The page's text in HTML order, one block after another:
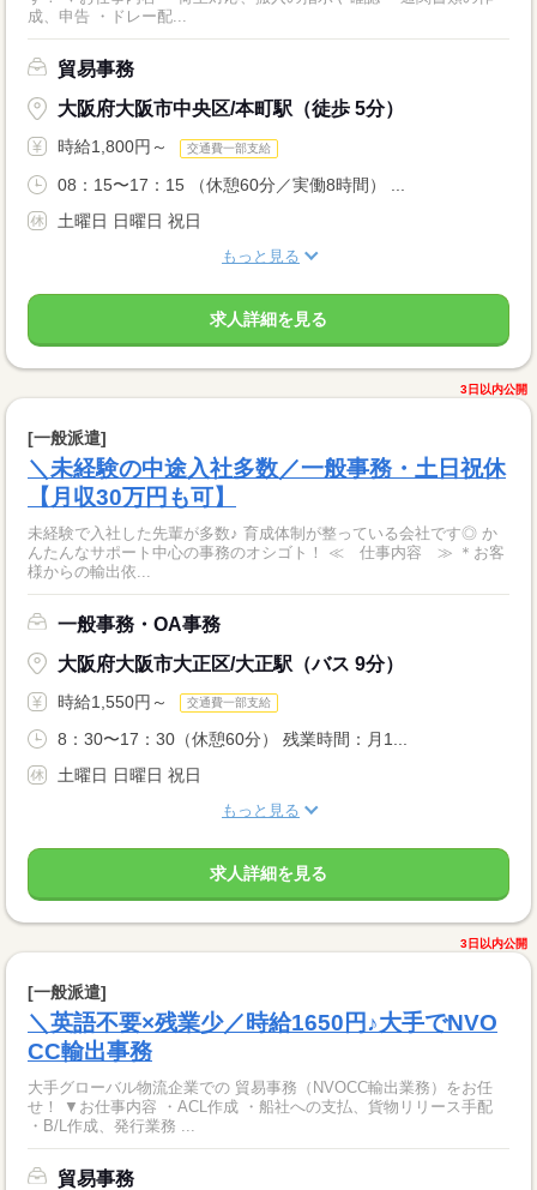
成、申告 ・ドレー配...
貿易事務
大阪府大阪市中央区/本町駅（徒歩 5分）
時給1,800円～ 交通費一部支給
08：15〜17：15 （休憩60分／実働8時間） ...
土曜日 日曜日 祝日
もっと見る
求人詳細を見る
3日以内公開
[一般派遣]
＼未経験の中途入社多数／一般事務・土日祝休
【月収30万円も可】
未経験で入社した先輩が多数♪ 育成体制が整っている会社です◎ か
んたんなサポート中心の事務のオシゴト！ ≪ 仕事内容 ≫ ＊お客
様からの輸出依...
一般事務・OA事務
大阪府大阪市大正区/大正駅（バス 9分）
時給1,550円～ 交通費一部支給
8：30〜17：30（休憩60分） 残業時間：月1...
土曜日 日曜日 祝日
もっと見る
求人詳細を見る
3日以内公開
[一般派遣]
＼英語不要×残業少／時給1650円♪大手でNVO
CC輸出事務
大手グローバル物流企業での 貿易事務（NVOCC輸出業務）をお任
せ！ ▼お仕事内容 ・ACL作成 ・船社への支払、貨物リリース手配
・B/L作成、発行業務 ...
貿易事務